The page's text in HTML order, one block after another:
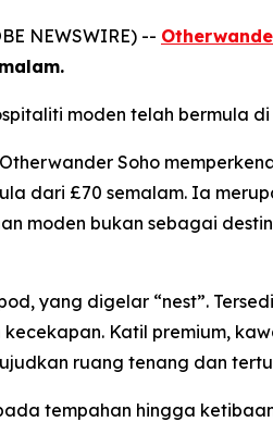
NEWSWIRE) --
moden telah bermula
Soho
dari £70 semalam. Ia
moden bukan sebagai
yang digelar “nest”.
Katil premium,
ruang tenang dan
tempahan hingga